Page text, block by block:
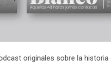
originales sobre la